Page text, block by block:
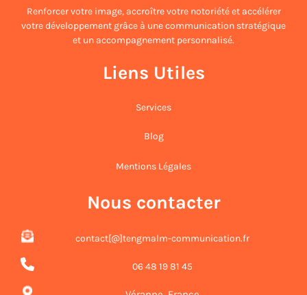
Renforcer votre image, accroître votre notoriété et accélérer
votre développement grâce à une communication stratégique
et un accompagnement personnalisé.
Liens Utiles
Services
Blog
Mentions Légales
Nous contacter
contact[@]tengmalm-communication.fr
06 48 19 81 45